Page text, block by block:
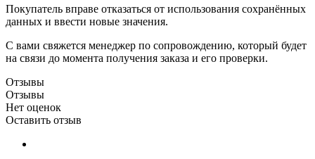
Покупатель вправе отказаться от использования сохранённых
данных и ввести новые значения.
С вами свяжется менеджер по сопровождению, который будет
на связи до момента получения заказа и его проверки.
Отзывы
Отзывы
Нет оценок
Оставить отзыв